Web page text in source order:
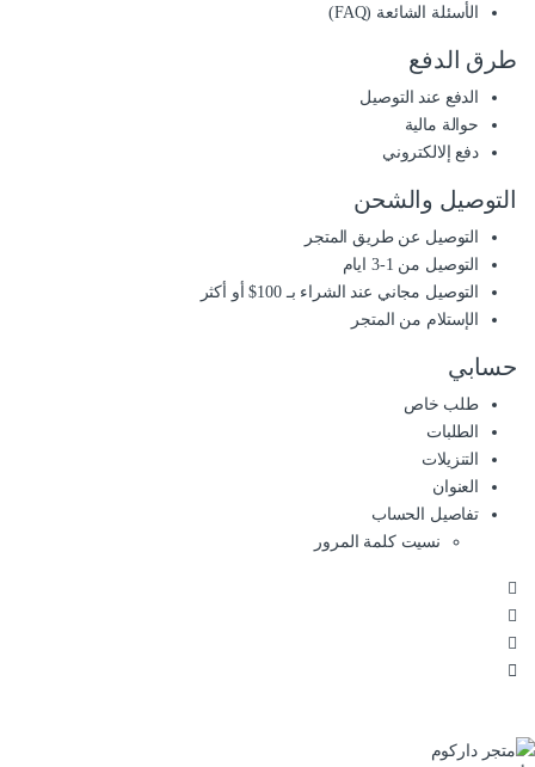
الأسئلة الشائعة (FAQ)
طرق الدفع
الدفع عند التوصيل
حوالة مالية
دفع إلالكتروني
التوصيل والشحن
التوصيل عن طريق المتجر
التوصيل من 1-3 ايام
التوصيل مجاني عند الشراء بـ 100$ أو أكثر
الإستلام من المتجر
حسابي
طلب خاص
الطلبات
التنزيلات
العنوان
تفاصيل الحساب
نسيت كلمة المرور